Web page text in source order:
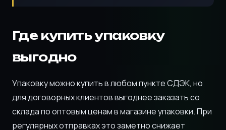
Где купить упаковку
выгодно
Упаковку можно купить в любом пункте СДЭК, но
для договорных клиентов выгоднее заказать со
склада по оптовым ценам в магазине упаковки. При
регулярных отправках это заметно снижает